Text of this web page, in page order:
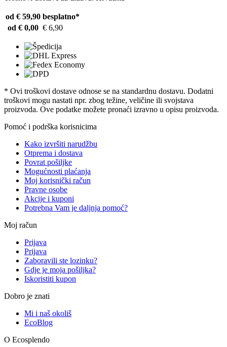
od € 59,90 besplatno*
od € 0,00 € 6,90
* Ovi troškovi dostave odnose se na standardnu ​​dostavu. Dodatni
troškovi mogu nastati npr. zbog težine, veličine ili svojstava
proizvoda. Ove podatke možete pronaći izravno u opisu proizvoda.
Pomoć i podrška korisnicima
Kako izvršiti narudžbu
Otprema i dostava
Povrat pošiljke
Mogućnosti plaćanja
Moj korisnički račun
Pravne osobe
Akcije i kuponi
Potrebna Vam je daljnja pomoć?
Moj račun
Prijava
Prijava
Zaboravili ste lozinku?
Gdje je moja pošiljka?
Iskoristiti kupon
Dobro je znati
Mi i naš okoliš
EcoBlog
O Ecosplendo